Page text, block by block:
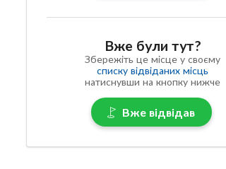
Вже були тут?
Збережіть це місце у своєму
списку відвіданих місць
натиснувши на кнопку нижче
Вже відвідав